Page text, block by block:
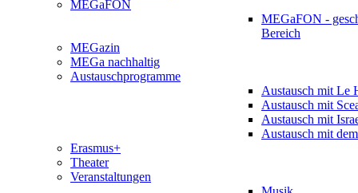
MEGaFON
MEGaFON -
Bereich
MEGazin
MEGa nachhaltig
Austauschprogramme
Austausch mit Le
Austausch mit
Austausch mit
Austausch mit
Erasmus+
Theater
Veranstaltungen